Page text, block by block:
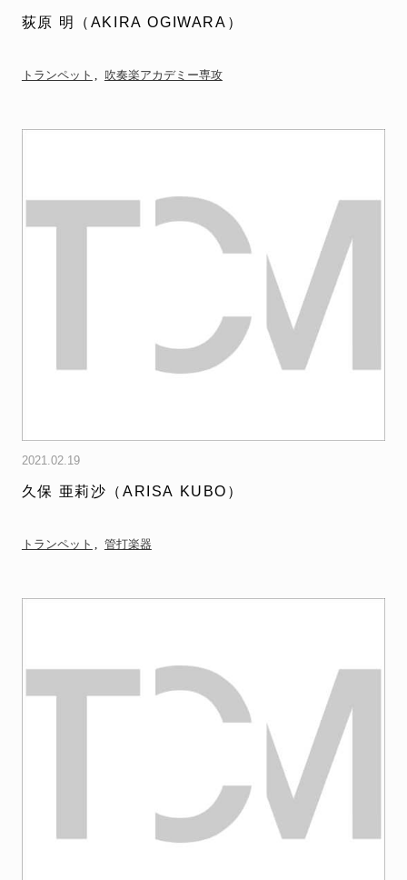
荻原 明（AKIRA OGIWARA）
トランペット 吹奏楽アカデミー専攻
2021.02.19
久保 亜莉沙（ARISA KUBO）
トランペット 管打楽器